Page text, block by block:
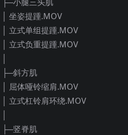
│ │ 坐姿提踵.MOV
│ │ 立式单组提踵.MOV
│ │ 立式负重提踵.MOV
│ ├─斜方肌
│ │ 屈体哑铃缩肩.MOV
│ │ 立式杠铃肩环绕.MOV
│ ├─竖脊肌